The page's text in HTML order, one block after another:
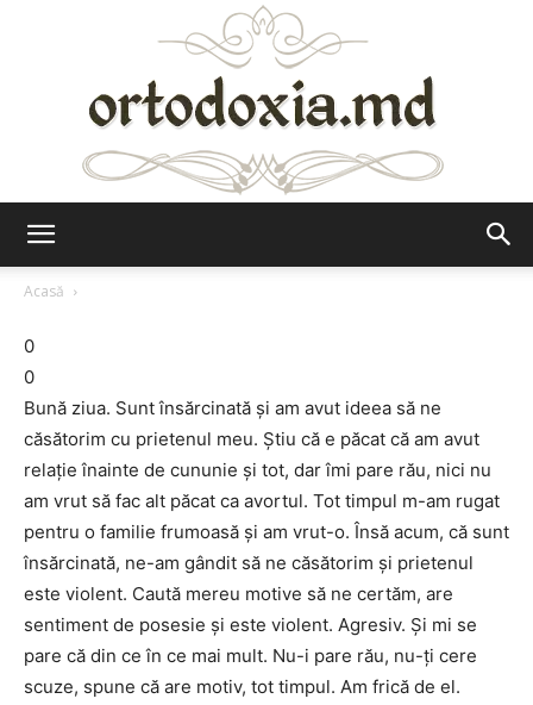
Acasă
0
0
Bună ziua. Sunt însărcinată și am avut ideea să ne
căsătorim cu prietenul meu. Știu că e păcat că am avut
relație înainte de cununie și tot, dar îmi pare rău, nici nu
am vrut să fac alt păcat ca avortul. Tot timpul m-am rugat
pentru o familie frumoasă și am vrut-o. Însă acum, că sunt
însărcinată, ne-am gândit să ne căsătorim și prietenul
este violent. Caută mereu motive să ne certăm, are
sentiment de posesie și este violent. Agresiv. Și mi se
pare că din ce în ce mai mult. Nu-i pare rău, nu-ți cere
scuze, spune că are motiv, tot timpul. Am frică de el.